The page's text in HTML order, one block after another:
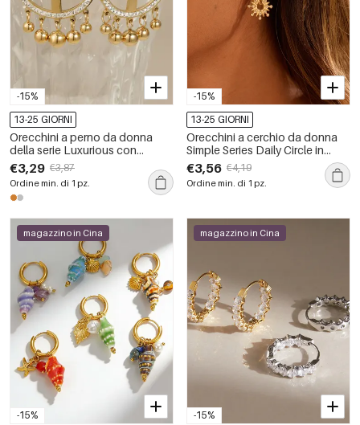
-15%
13-25 GIORNI
Orecchini a perno da donna
della serie Luxurious con
nappina, in acciaio inossidabile,
impermeabili, color oro e strass.
€3,29 €3,87
Ordine min. di 1 pz.
-15%
13-25 GIORNI
Orecchini a cerchio da donna
Simple Series Daily Circle in
acciaio inossidabile
impermeabile color oro
€3,56 €4,19
Ordine min. di 1 pz.
-15%
magazzino in Cina
-15%
magazzino in Cina